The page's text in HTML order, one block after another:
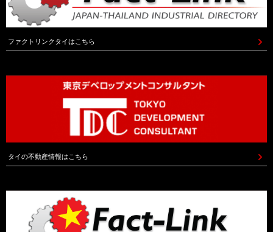
ファクトリンクタイはこちら
タイの不動産情報はこちら